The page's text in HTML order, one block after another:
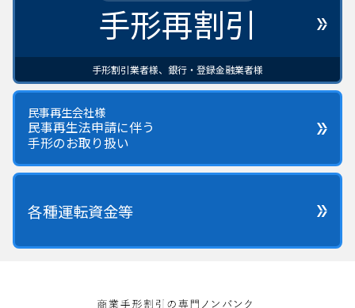
手形再割引
手形割引業者様、銀行・登録金融業者様
民事再生会社様
民事再生法申請に伴う
手形のお取り扱い
各種運転資金等